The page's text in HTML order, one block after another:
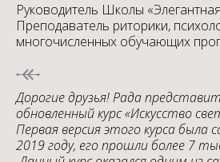
Руководитель Школы
Преподаватель риторики,
многочисленных обучающих
Дорогие друзья! Рада
обновленный курс «Искусство
Первая версия этого курса была
2019 году, его прошли более 7